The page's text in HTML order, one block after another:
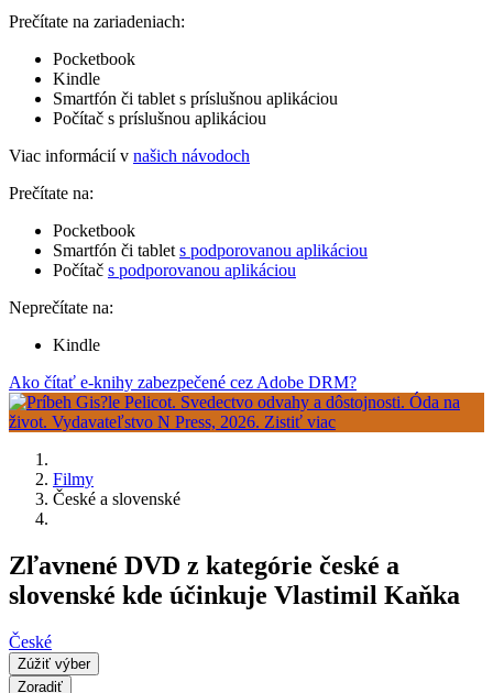
Prečítate na zariadeniach:
Pocketbook
Kindle
Smartfón či tablet s príslušnou aplikáciou
Počítač s príslušnou aplikáciou
Viac informácií v našich návodoch
Prečítate na:
Pocketbook
Smartfón či tablet s podporovanou aplikáciou
Počítač s podporovanou aplikáciou
Neprečítate na:
Kindle
Ako čítať e-knihy zabezpečené cez Adobe DRM?
Filmy
České a slovenské
Zľavnené DVD z kategórie české a
slovenské kde účinkuje Vlastimil Kaňka
České
Zúžiť výber
Zoradiť